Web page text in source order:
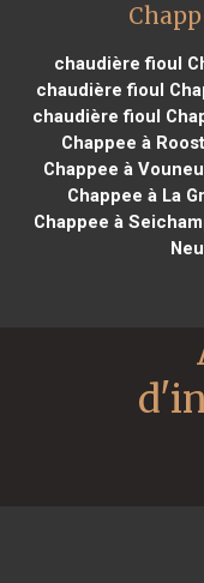
chaudière fioul
chaudière fioul
chaudière fioul
Chappee à
Chappee à
Chappee à La
Chappee à